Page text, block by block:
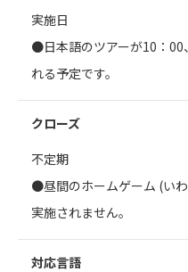
実施日
●日本語のツアーが10：00
れる予定です。
クローズ
不定期
●昼間のホームゲーム (い
実施されません。
対応言語